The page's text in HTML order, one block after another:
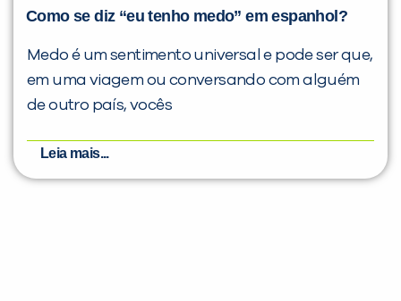
Como se diz “eu tenho medo” em espanhol?
Medo é um sentimento universal e pode ser que,
em uma viagem ou conversando com alguém
de outro país, vocês
Leia mais...